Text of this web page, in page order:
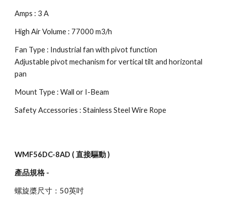
Amps : 3 A
High Air Volume : 77000 m3/h
Fan Type : Industrial fan with pivot function
Adjustable pivot mechanism for vertical tilt and horizontal
pan
Mount Type : Wall or I-Beam
Safety Accessories : Stainless Steel Wire Rope
WMF56DC-8AD ( 直接驅動 )
產品規格 -
螺旋槳尺寸：50英吋